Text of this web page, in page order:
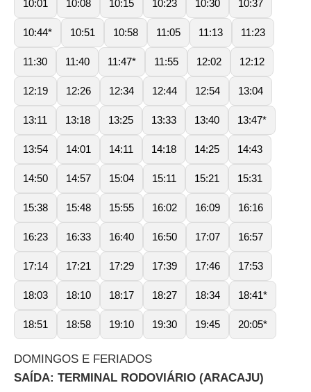
10:01 10:08 10:15 10:23 10:30 10:37
10:44* 10:51 10:58 11:05 11:13 11:23
11:30 11:40 11:47* 11:55 12:02 12:12
12:19 12:26 12:34 12:44 12:54 13:04
13:11 13:18 13:25 13:33 13:40 13:47*
13:54 14:01 14:11 14:18 14:25 14:43
14:50 14:57 15:04 15:11 15:21 15:31
15:38 15:48 15:55 16:02 16:09 16:16
16:23 16:33 16:40 16:50 17:07 16:57
17:14 17:21 17:29 17:39 17:46 17:53
18:03 18:10 18:17 18:27 18:34 18:41*
18:51 18:58 19:10 19:30 19:45 20:05*
DOMINGOS E FERIADOS
SAÍDA: TERMINAL RODOVIÁRIO (ARACAJU)